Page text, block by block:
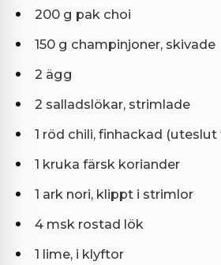
200 g pak choi
150 g champinjoner, skivade
2 ägg
2 salladslökar, strimlade
1 röd chili, finhackad
1 kruka färsk koriander
1 ark nori, klippt i strimlor
4 msk rostad lök
1 lime, i klyftor